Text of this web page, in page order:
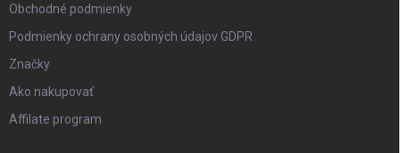
Obchodné podmienky
Podmienky ochrany osobných údajov GDPR
Značky
Ako nakupovať
Affilate program